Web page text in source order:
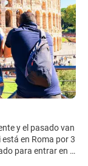
y el pasado van
en Roma por 3
para entrar en el